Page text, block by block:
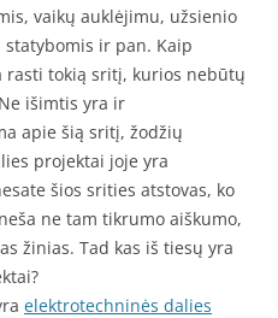
vaikų auklėjimu, užsienio
ir pan. Kaip
tokią sritį, kurios nebūtų
išimtis yra ir
apie šią sritį, žodžių
projektai joje yra
šios srities atstovas, ko
ne tam tikrumo aiškumo,
žinias. Tad kas iš tiesų yra
elektrotechninės dalies